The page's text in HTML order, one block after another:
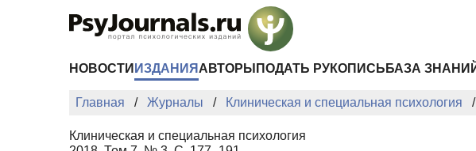
НОВОСТИ ИЗДАНИЯ АВТОРЫ ПОДАТЬ РУКОПИСЬ БАЗА
Главная Журналы Клиническая и специальная психология
Клиническая и специальная психология